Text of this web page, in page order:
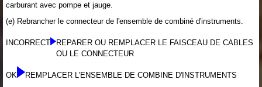
carburant avec pompe et jauge.
(e) Rebrancher le connecteur de l'ensemble de combiné d'instruments.
INCORRECT
REPARER OU REMPLACER LE FAISCEAU DE CABLES
OU LE CONNECTEUR
OK REMPLACER L'ENSEMBLE DE COMBINE D'INSTRUMENTS